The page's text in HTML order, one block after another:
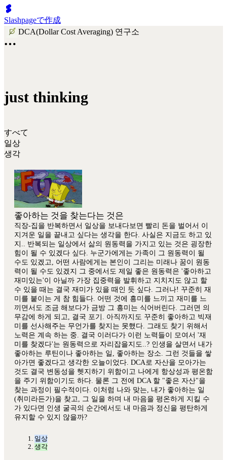
Slashpageで作成
DCA(Dollar Cost Averaging) 연구소
just thinking
すべて
일상
생각
좋아하는 것을 찾는다는 것은
직장-집을 반복하면서 일상을 보내다보면 빨리 돈을 벌어서 이
지겨운 일을 끝내고 싶다는 생각을 한다. 사실은 지금도 하고 있
지.. 반복되는 일상에서 삶의 원동력을 가지고 있는 것은 굉장한
힘이 될 수 있겠다 싶다. 누군가에게는 가족이 그 원동력이 될
수도 있겠고, 어떤 사람에게는 본인이 그리는 미래나 꿈이 원동
력이 될 수도 있겠지 그 중에서도 제일 좋은 원동력은 '좋아하고
재미있는'이 아닐까 가장 집중력을 발휘하고 지치지도 않고 할
수 있을 때는 결국 재미가 있을 때인 듯 싶다. 그러나! 꾸준히 재
미를 붙이는 게 참 힘들다. 어떤 것에 흥미를 느끼고 재미를 느
끼면서도 조금 해보다가 금방 그 흥미는 식어버린다. 그러면 의
무감에 하게 되고, 결국 포기. 아직까지도 꾸준히 좋아하고 빅재
미를 선사해주는 무언가를 찾지는 못했다. 그래도 찾기 위해서
노력은 계속 하는 중. 결국 이러다가 이런 노력들이 모여서 '재
미를 찾겠다'는 원동력으로 자리잡을지도..? 인생을 살면서 내가
좋아하는 루틴이나 좋아하는 일, 좋아하는 장소. 그런 것들을 쌓
아가면 좋겠다고 생각한 오늘이었다. DCA로 자산을 모아가는
것도 결국 변동성을 헷지하기 위함이고 나에게 항상성과 평온함
을 주기 위함이기도 하다. 물론 그 전에 DCA 할 "좋은 자산"을
찾는 과정이 필수적이다. 이처럼 나와 맞는, 내가 좋아하는 일
(취미라든가)을 찾고, 그 일을 하며 내 마음을 평온하게 지킬 수
가 있다면 인생 굴곡의 순간에서도 내 마음과 정신을 평탄하게
유지할 수 있지 않을까?
일상
생각